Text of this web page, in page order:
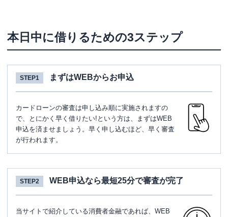
本日中に借りるための3ステップ
STEP1 まずはWEBからお申込
カードローンの審査は申し込み順に実施されますの
で、とにかく早く借りたい!という方は、まずはWEB
申込を済ませましょう。早く申し込むほど、早く審査
が行われます。
STEP2 WEB申込なら最短25分で審査が完了
当サイトで紹介している消費者金融であれば、WEB